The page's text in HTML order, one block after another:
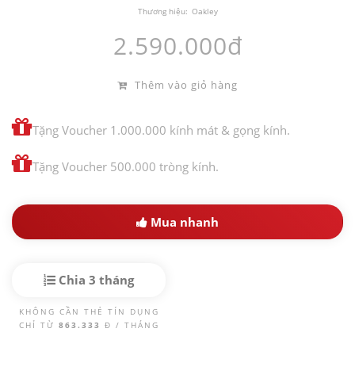
Thương hiệu: Oakley
2.590.000đ
Thêm vào giỏ hàng
Tặng Voucher 1.000.000 kính mát & gọng kính.
Tặng Voucher 500.000 tròng kính.
Mua nhanh
Chia 3 tháng
KHÔNG CẦN THẺ TÍN DỤNG
CHỈ TỪ 863.333 Đ / THÁNG